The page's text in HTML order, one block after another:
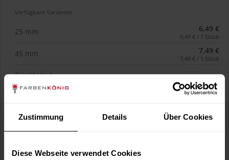
Zustimmung Details Über Cookies
Diese Webseite verwendet Cookies
Verfügbare Varianten
25 mm 6,49 €
6,49 € / 1 Stück
45 mm 7,49 €
7,49 € / 1 Stück
2 weitere